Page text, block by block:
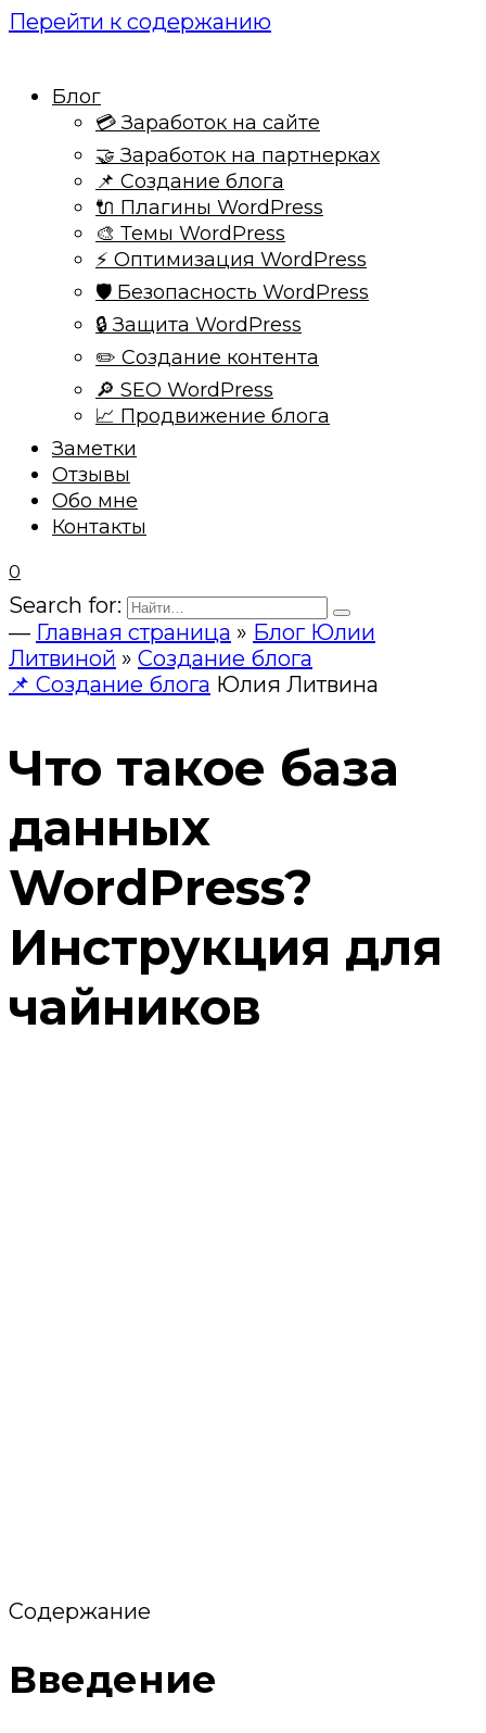
Перейти к содержанию
Блог
💳 Заработок на сайте
🤝 Заработок на партнерках
📌 Создание блога
🔌 Плагины WordPress
🎨 Темы WordPress
⚡ Оптимизация WordPress
🛡️ Безопасность WordPress
🔒 Защита WordPress
✏️ Создание контента
🔎 SEO WordPress
📈 Продвижение блога
Заметки
Отзывы
Обо мне
Контакты
0
Search for:
— Главная страница » Блог Юлии
Литвиной » Создание блога
📌 Создание блога Юлия Литвина
Что такое база
данных
WordPress?
Инструкция для
чайников
Содержание
Введение